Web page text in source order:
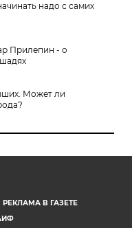
надо с самих
Прилепин - о
Может ли
РЕКЛАМА В ГАЗЕТЕ